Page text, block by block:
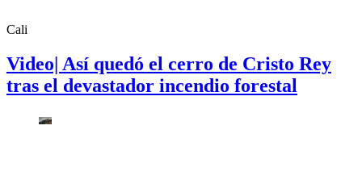
Cali
Video| Así quedó el cerro de Cristo Rey
tras el devastador incendio forestal